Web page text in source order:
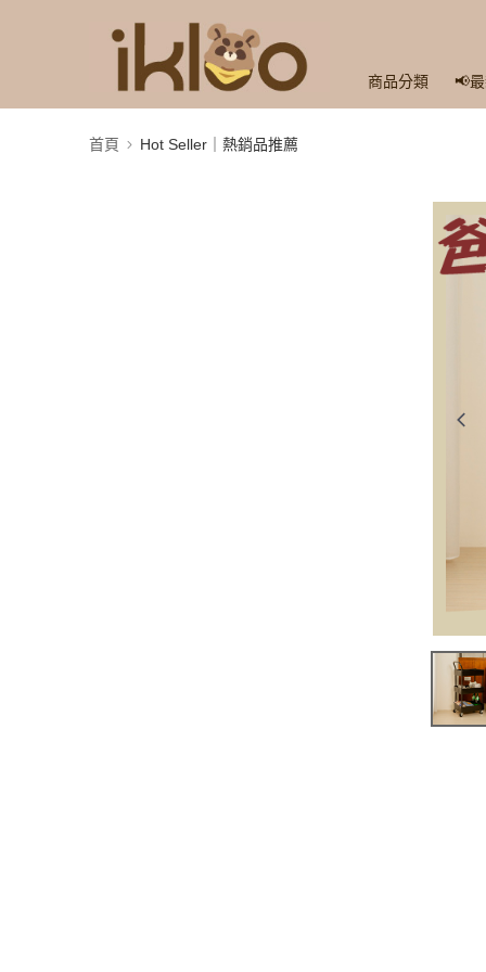
商品分類 📢
首頁 Hot Seller｜熱銷品推薦